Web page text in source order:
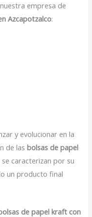
empresa de
Azcapotzalco:
y evolucionar en la
de lasbolsas de papel
se caracterizan por su
un producto final
de papel kraft con